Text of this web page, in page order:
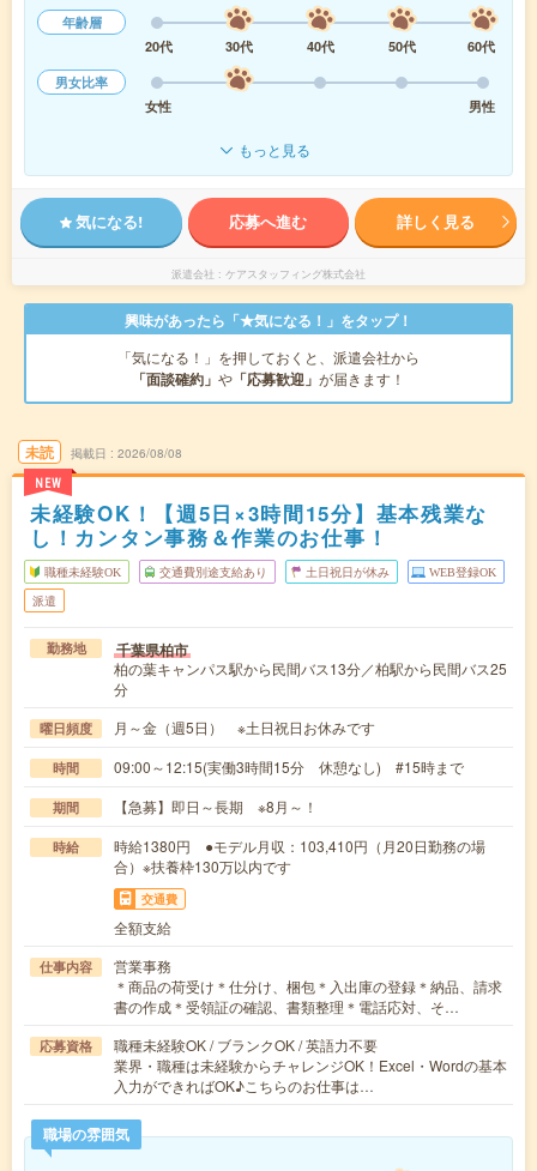
年齢層
20代
30代 40代 50代
60代
男女比率
女性
男性
もっと見る
気になる! 応募へ進む 詳しく見る
派遣会社 ケアスタッフィング株式会社
興味があったら「★気になる！」をタップ！
「気になる！」を押しておくと、派遣会社から
「面談確約」 や 「応募歓迎」 が届きます！
未読
NEW
掲載日 2026/08/08
未経験OK！【週5日×3時間15分】基本残業な
し！カンタン事務＆作業のお仕事！
職種未経験OK 交通費別途支給あり 土日祝日が休み WEB登録OK
派遣
勤務地 千葉県柏市
柏の葉キャンパス駅から民間バス13分／柏駅から民間バス25
分
曜日頻度 月～金（週5日） ※土日祝日お休みです
時間 09:00～12:15(実働3時間15分 休憩なし) #15時まで
期間 【急募】即日～長期 ※8月～！
時給
時給1380円 ●モデル月収：103,410円（月20日勤務の場
合）※扶養枠130万以内です
交通費
全額支給
仕事内容
営業事務
＊商品の荷受け＊仕分け、梱包＊入出庫の登録＊納品、請求
書の作成＊受領証の確認、書類整理＊電話応対、そ…
応募資格
職種未経験OK / ブランクOK / 英語力不要
業界・職種は未経験からチャレンジOK！Excel・Wordの基本
入力ができればOK♪こちらのお仕事は…
職場の雰囲気